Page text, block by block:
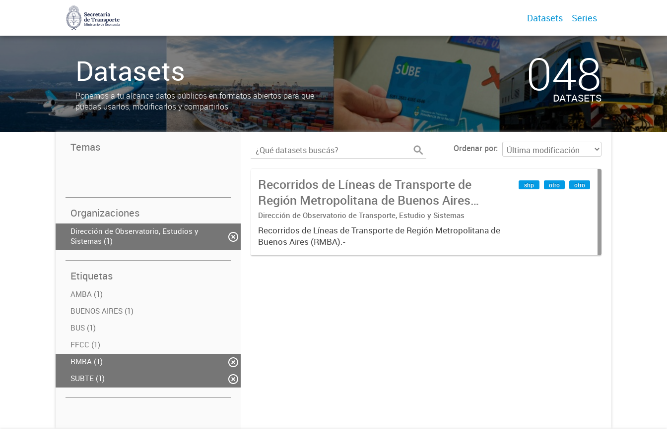
Datasets Series
Datasets
Ponemos a tu alcance datos públicos en formatos abiertos para que
puedas usarlos, modificarlos y compartirlos
048
DATASETS
Temas
Organizaciones
Dirección de Observatorio, Estudios y
Sistemas (1)
Etiquetas
AMBA (1)
BUENOS AIRES (1)
BUS (1)
FFCC (1)
RMBA (1)
SUBTE (1)
Ordenar por
Recorridos de Líneas de Transporte de
Región Metropolitana de Buenos Aires
(RMBA)
Dirección de Observatorio de Transporte, Estudio y Sistemas
Recorridos de Líneas de Transporte de Región Metropolitana de
Buenos Aires (RMBA).-
shp otro otro